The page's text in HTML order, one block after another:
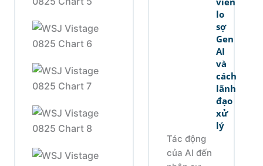
lo
sợ
Gen
AI
và
cách
lãnh
đạo
xử
lý
Tác động
của AI đến